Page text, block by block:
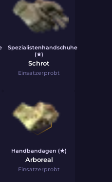
Spezialistenhandschuhe
(★)
Schrot
Einsatzerprobt
Handbandagen (★)
Arboreal
Einsatzerprobt